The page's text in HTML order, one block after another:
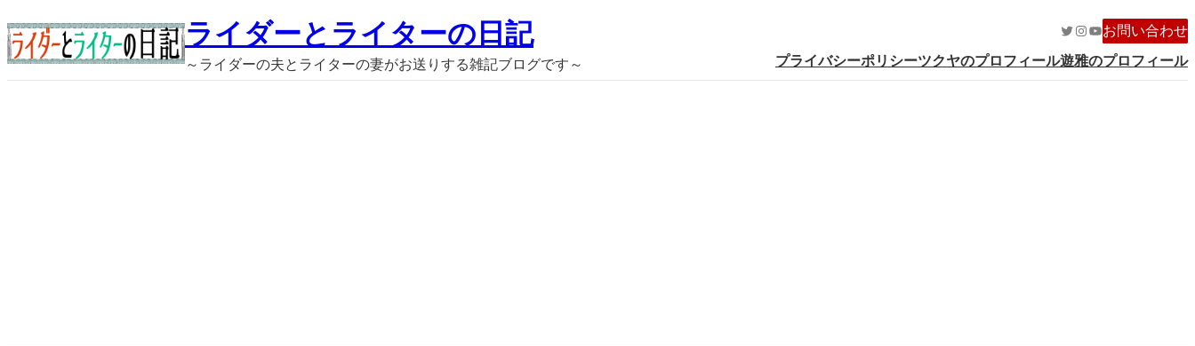
容
を
ライダーとライターの日記
～ライダーの夫とライターの妻がお送りする雑記ブログです～
Twitter
Instagram
YouTube
お問い合わせ
プライバシーポリシーツクヤのプロフィール遊雅のプロフィール